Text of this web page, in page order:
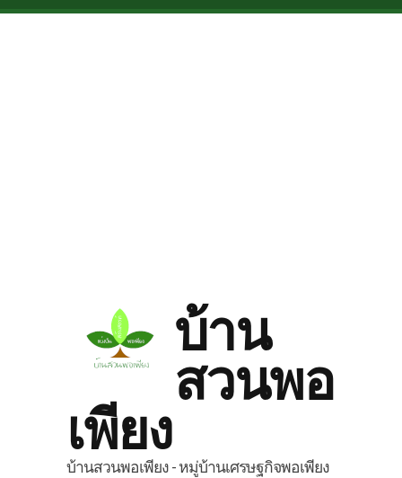
Skip to main content
บ้าน
สวนพอ
เพียง
บ้านสวนพอเพียง - หมู่บ้านเศรษฐกิจพอเพียง